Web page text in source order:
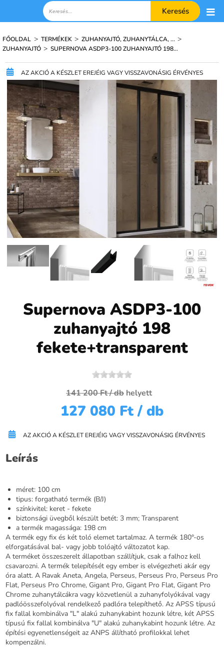
Keresés
FŐOLDAL > TERMÉKEK > ZUHANYAJTÓ, ZUHANYTÁLCA, ... >
ZUHANYAJTÓ > SUPERNOVA ASDP3-100 ZUHANYAJTÓ 198...
Supernova ASDP3-100
zuhanyajtó 198
fekete+transparent
141 200 Ft/ db helyett
127 080 Ft / db
AZ AKCIÓ A KÉSZLET EREJÉIG VAGY VISSZAVONÁSIG ÉRVÉNYES
AZ AKCIÓ A KÉSZLET EREJÉIG VAGY VISSZAVONÁSIG ÉRVÉNYES
Leírás
méret: 100 cm
tipus: forgatható termék (B/J)
színkivitel: keret - fekete
biztonsági üvegből készült betét: 3 mm; Transparent
a termék magassága: 198 cm
A termék egy fix és két toló elemet tartalmaz. A termék 180°-os
elforgatásával bal- vagy jobb tolóajtó változatot kap.
A terméket összeszerelt állapotban szállítjuk, csak a falhoz kell
csavarozni. A termék telepítését egy ember is elvégezheti akár egy
óra alatt. A Ravak Aneta, Angela, Perseus, Perseus Pro, Perseus Pro
Flat, Perseus Pro Chrome, Gigant Pro, Gigant Pro Flat, Gigant Pro
Chrome zuhanytálcákra vagy közvetlenül a zuhanyfolyókával vagy
padlóösszefolyóval rendelkező padlóra telepíthető. Az APSS típusú
fix fallal kombinálva "L" alakú zuhanykabint hozunk létre, két APSS
típusú fix fallal kombinálva "U" alakú zuhanykabint hozunk létre. Az
építési egyenetlenségeit az ANPS állítható profilokkal lehet
kompenzálni.